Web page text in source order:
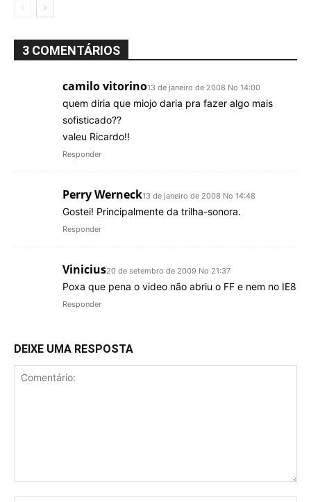
3 COMENTÁRIOS
camilo vitorino13 de janeiro de 2008 No 14:00
quem diria que miojo daria pra fazer algo mais
sofisticado??
valeu Ricardo!!
Responder
Perry Werneck13 de janeiro de 2008 No 14:48
Gostei! Principalmente da trilha-sonora.
Responder
Vinicius20 de setembro de 2009 No 21:37
Poxa que pena o video não abriu o FF e nem no IE8
Responder
DEIXE UMA RESPOSTA